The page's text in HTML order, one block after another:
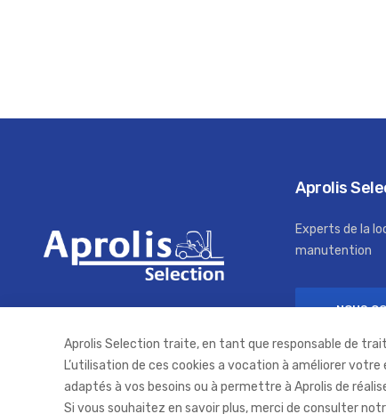
Aprolis
Experts de la
manutention
NOUS
Aprolis Selection traite, en tant que responsable de
L’utilisation de ces cookies a vocation à améliorer
adaptés à vos besoins ou à permettre à Aprolis de
Si vous souhaitez en savoir plus, merci de consulter